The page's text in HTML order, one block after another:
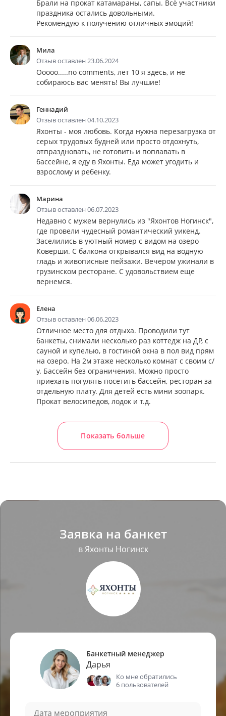
Брали на прокат катамараны, сапы. Всё участники
праздника остались довольными.
Рекомендую к получению отличных эмоций!
Мила
Отзыв оставлен 23.06.2024
Ооооо.....no comments, лет 10 я здесь, и не
собираюсь вас менять! Вы лучшие!
Геннадий
Отзыв оставлен 04.10.2023
Яхонты - моя любовь. Когда нужна перезагрузка от
серых трудовых будней или просто отдохнуть,
отпраздновать, не готовить и поплавать в
бассейне, я еду в Яхонты. Еда может угодить и
взрослому и ребенку.
Марина
Отзыв оставлен 06.07.2023
Недавно с мужем вернулись из "Яхонтов Ногинск",
где провели чудесный романтический уикенд.
Заселились в уютный номер с видом на озеро
Коверши. С балкона открывался вид на водную
гладь и живописные пейзажи. Вечером ужинали в
грузинском ресторане. С удовольствием еще
вернемся.
Елена
Отзыв оставлен 06.06.2023
Отличное место для отдыха. Проводили тут
банкеты, снимали несколько раз коттедж на ДР, с
сауной и купелью, в гостиной окна в пол вид прям
на озеро. На 2м этаже несколько комнат с своим с/
у. Бассейн без ограничения. Можно просто
приехать погулять посетить бассейн, ресторан за
отдельную плату. Для детей есть мини зоопарк.
Прокат велосипедов, лодок и т.д.
Показать больше
Заявка на банкет
в Яхонты Ногинск
Банкетный менеджер
Дарья
Ко мне обратились
6 пользователей